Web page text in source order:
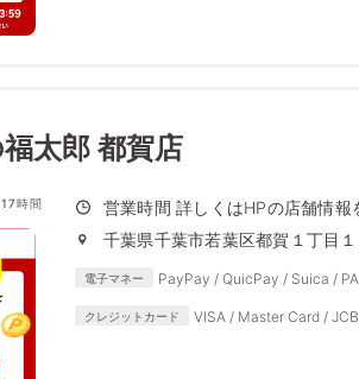
太郎 都賀店
時間
営業時間 詳しくはHPの店舗情報
千葉県千葉市若葉区都賀１丁目１
電子マネー PayPay / QuicPay / Suica /
クレジットカード
VISA / Master Card /